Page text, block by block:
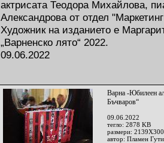
актрисата Теодора Михайлова,
Александрова от отдел
Художник на изданието е
„Варненско лято“ 2022.
09.06.2022
Варна -Юбилеен
Бъчваров“
09.06.2022
тегло: 2878 KB
размери:
автор: Пламен